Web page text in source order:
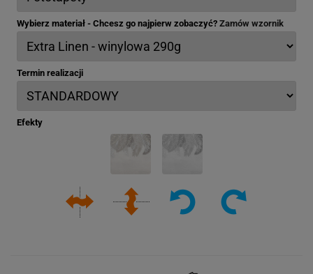
Wybierz materiał - Chcesz go najpierw zobaczyć? Zamów wzornik
Termin realizacji
Efekty